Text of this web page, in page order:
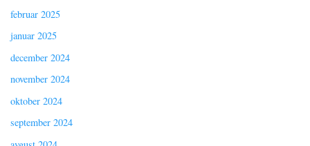
februar 2025
januar 2025
december 2024
november 2024
oktober 2024
september 2024